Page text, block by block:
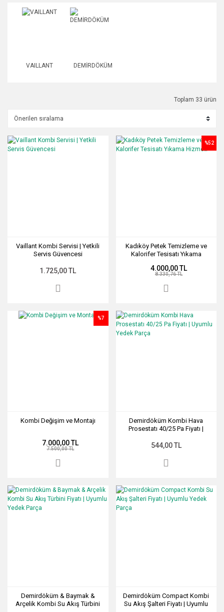
VAILLANT DEMİRDÖKÜM
Toplam 33 ürün
Vaillant Kombi Servisi | Yetkili
Servis Güvencesi
1.725,00 TL
Kadıköy Petek Temizleme ve
Kalorifer Tesisatı Yıkama
%52
4.000,00 TL
8.330,76 TL
Kombi Değişim ve Montajı
%7
7.000,00 TL
7.500,00 TL
Demirdöküm Kombi Hava
Prosestatı 40/25 Pa Fiyatı |
544,00 TL
Demirdöküm & Baymak &
Arçelik Kombi Su Akış Türbini
Demirdöküm Compact Kombi
Su Akış Şalteri Fiyatı | Uyumlu